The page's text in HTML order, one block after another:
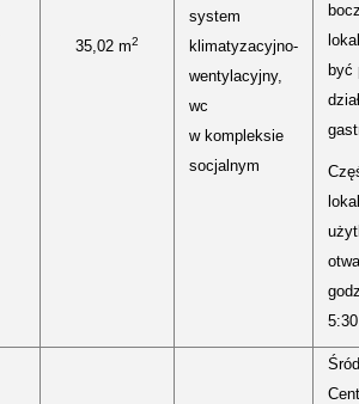
35,02 m2
system
klimatyzacyjno-
wentylacyjny,
wc
w kompleksie
socjalnym
być